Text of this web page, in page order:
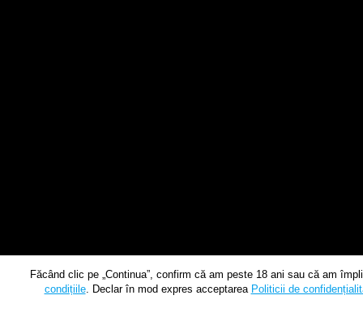
Făcând clic pe „Continua”, confirm că am peste 18 ani sau că am
condițiile. Declar în mod expres acceptarea Politicii de